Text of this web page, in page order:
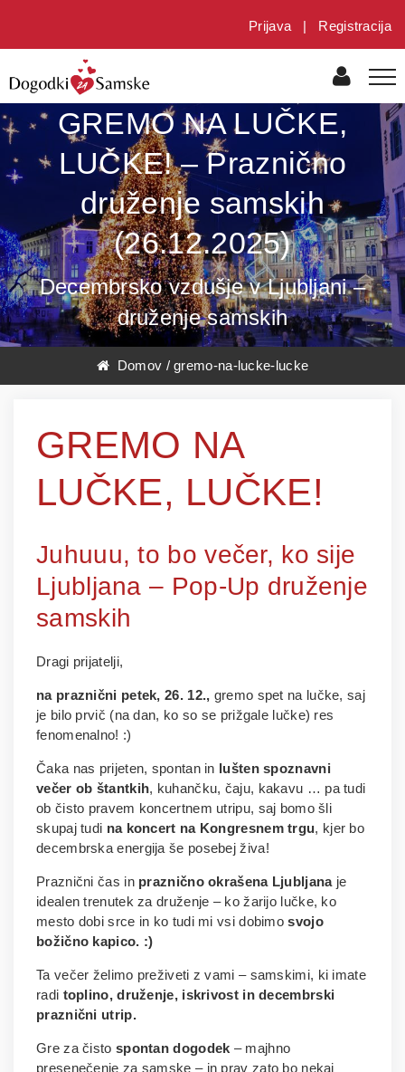
Prijava | Registracija
GREMO NA LUČKE,
LUČKE! – Praznično
druženje samskih
(26.12.2025)
Decembrsko vzdušje v Ljubljani –
druženje samskih
Domov /gremo-na-lucke-lucke
GREMO NA
LUČKE, LUČKE!
Juhuuu, to bo večer, ko sije
Ljubljana – Pop-Up druženje
samskih
Dragi prijatelji,
na praznični petek, 26. 12., gremo spet na lučke, saj
je bilo prvič (na dan, ko so se prižgale lučke) res
fenomenalno! :)
Čaka nas prijeten, spontan in lušten spoznavni
večer ob štantkih, kuhančku, čaju, kakavu … pa tudi
ob čisto pravem koncertnem utripu, saj bomo šli
skupaj tudi na koncert na Kongresnem trgu, kjer bo
decembrska energija še posebej živa!
Praznični čas inpraznično okrašena Ljubljanaje
idealen trenutek za druženje – ko žarijo lučke, ko
mesto dobi srce in ko tudi mi vsi dobimosvojo
božično kapico. :)
Ta večer želimo preživeti z vami – samskimi, ki imate
radi toplino, druženje, iskrivost in decembrski
praznični utrip.
Gre za čisto spontan dogodek – majhno
presenečenje za samske – in prav zato bo nekaj